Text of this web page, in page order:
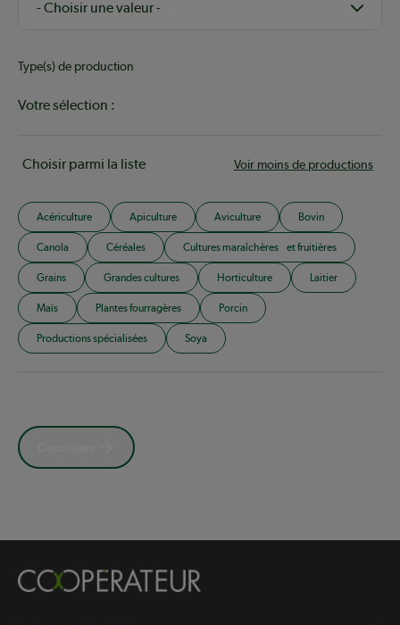
Type(s) de production
Votre sélection :
Choisir parmi la liste Voir moins de productions
Acériculture Apiculture Aviculture Bovin
Canola Céréales Cultures maraîchères et fruitières
Grains Grandes cultures Horticulture Laitier
Maïs Plantes fourragères Porcin
Productions spécialisées Soya